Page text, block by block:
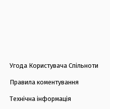
Угода Користувача Спільноти
Правила коментування
Технічна інформація